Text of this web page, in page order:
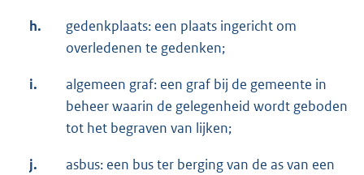
h.
gedenkplaats: een plaats ingericht om
overledenen te gedenken;
i.
algemeen graf: een graf bij de gemeente in
beheer waarin de gelegenheid wordt geboden
tot het begraven van lijken;
j.
asbus: een bus ter berging van de as van een